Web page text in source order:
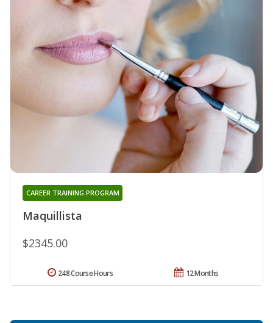
Maquillista
CAREER TRAINING PROGRAM
$2345.00
12 Months
248 Course Hours